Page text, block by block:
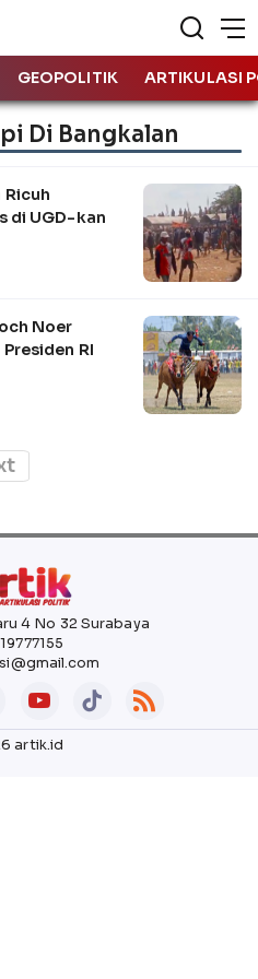
GEOPOLITIK ARTIKULASI
Di Bangkalan
Ricuh
di UGD-kan
Noer
RI
4 No 32 Surabaya
artik.id